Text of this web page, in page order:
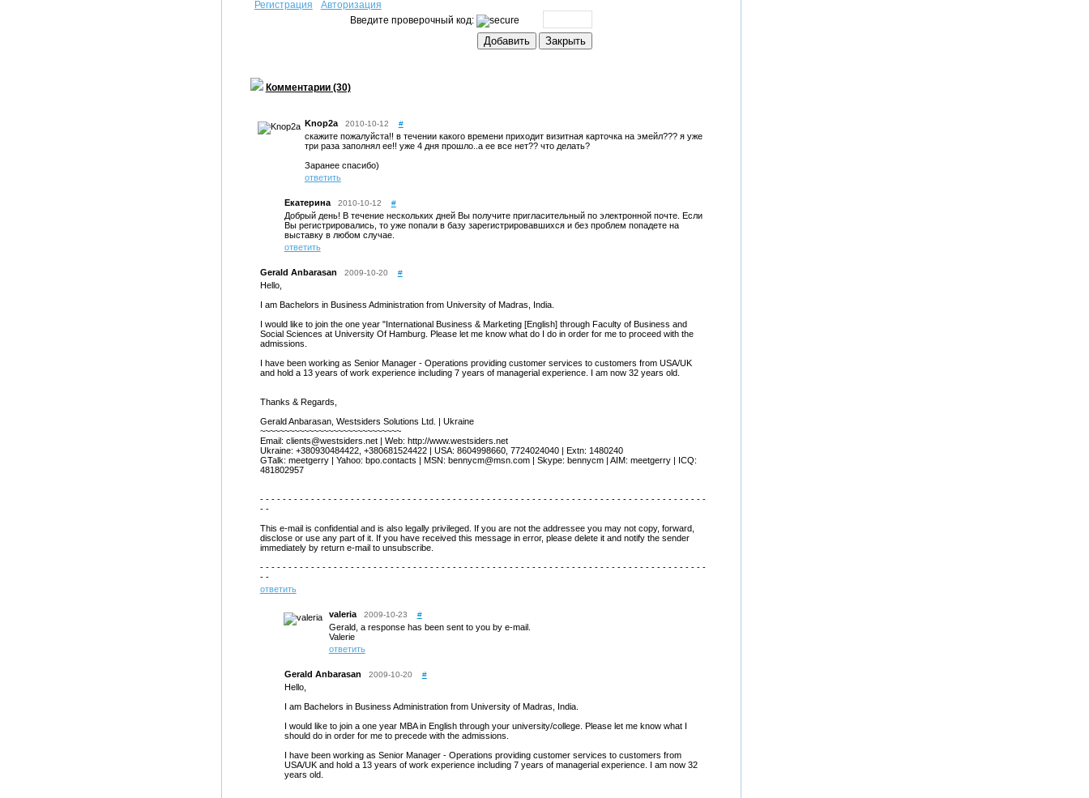
Регистрация
Авторизация
Введите проверочный код:
Комментарии (30)
Knop2a 2010-10-12 #
скажите пожалуйста!! в течении какого времени приходит визитная карточка на эмейл??? я уже
три раза заполнял ее!! уже 4 дня прошло..а ее все нет?? что делать?
Заранее спасибо)
ответить
Екатерина 2010-10-12 #
Добрый день! В течение нескольких дней Вы получите пригласительный по электронной почте. Если
Вы регистрировались, то уже попали в базу зарегистрировавшихся и без проблем попадете на
выставку в любом случае.
ответить
Gerald Anbarasan 2009-10-20 #
Hello,
I am Bachelors in Business Administration from University of Madras, India.
I would like to join the one year "International Business & Marketing [English] through Faculty of Business and
Social Sciences at University Of Hamburg. Please let me know what do I do in order for me to proceed with the
admissions.
I have been working as Senior Manager - Operations providing customer services to customers from USA/UK
and hold a 13 years of work experience including 7 years of managerial experience. I am now 32 years old.
Thanks & Regards,
Gerald Anbarasan, Westsiders Solutions Ltd. | Ukraine
~~~~~~~~~~~~~~~~~~~~~~~~~~~~~
Email: clients@westsiders.net | Web: http://www.westsiders.net
Ukraine: +380930484422, +380681524422 | USA: 8604998660, 7724024040 | Extn: 1480240
GTalk: meetgerry | Yahoo: bpo.contacts | MSN: bennycm@msn.com | Skype: bennycm | AIM: meetgerry | ICQ:
481802957
- - - - - - - - - - - - - - - - - - - - - - - - - - - - - - - - - - - - - - - - - - - - - - - - - - - - - - - - - - - - - - - - - - - - - - - - - - - - - - -
- -
This e-mail is confidential and is also legally privileged. If you are not the addressee you may not copy, forward,
disclose or use any part of it. If you have received this message in error, please delete it and notify the sender
immediately by return e-mail to unsubscribe.
- - - - - - - - - - - - - - - - - - - - - - - - - - - - - - - - - - - - - - - - - - - - - - - - - - - - - - - - - - - - - - - - - - - - - - - - - - - - - - -
- -
ответить
valeria 2009-10-23 #
Gerald, a response has been sent to you by e-mail.
Valerie
ответить
Gerald Anbarasan 2009-10-20 #
Hello,
I am Bachelors in Business Administration from University of Madras, India.
I would like to join a one year MBA in English through your university/college. Please let me know what I
should do in order for me to precede with the admissions.
I have been working as Senior Manager - Operations providing customer services to customers from
USA/UK and hold a 13 years of work experience including 7 years of managerial experience. I am now 32
years old.